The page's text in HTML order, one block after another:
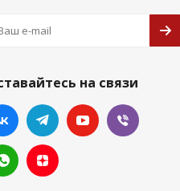
на связи